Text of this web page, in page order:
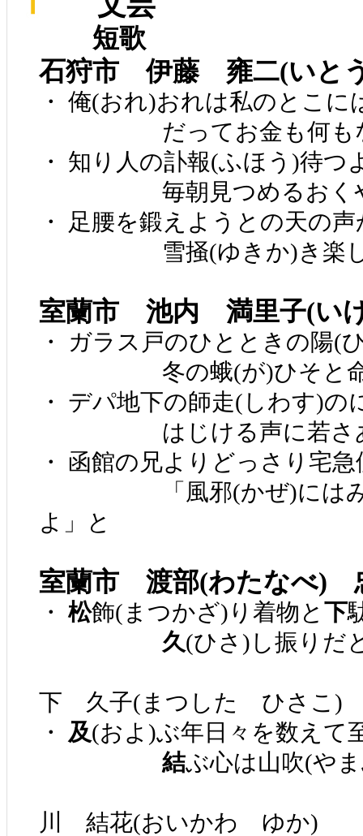
短歌
石狩市 伊藤 雍二(いと
・ 俺(おれ)おれは私のとこに
だってお金も何もな
・ 知り人の訃報(ふほう)待つ
毎朝見つめるおくや
・ 足腰を鍛えようとの天の声
雪掻(ゆきか)き楽しも
室蘭市 池内 満里子(い
・ ガラス戸のひとときの陽(
冬の蛾(が)ひそと命
・ デパ地下の師走(しわす)の
はじける声に若さあ
・ 函館の兄よりどっさり宅急
「風邪(かぜ)にはみか
よ」と
室蘭市 渡部(わたなべ)
・ 松飾(まつかざ)り着物と 下
久(ひさ)し振りだ
下 久子(まつした ひさこ)
・ 及(およ)ぶ年日々を数えて
結ぶ心は山吹(や
川 結花(おいかわ ゆか)